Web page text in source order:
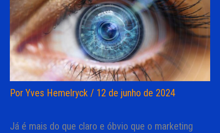
Por Yves Hemelryck / 12 de junho de 2024
Já é mais do que claro e óbvio que o marketing